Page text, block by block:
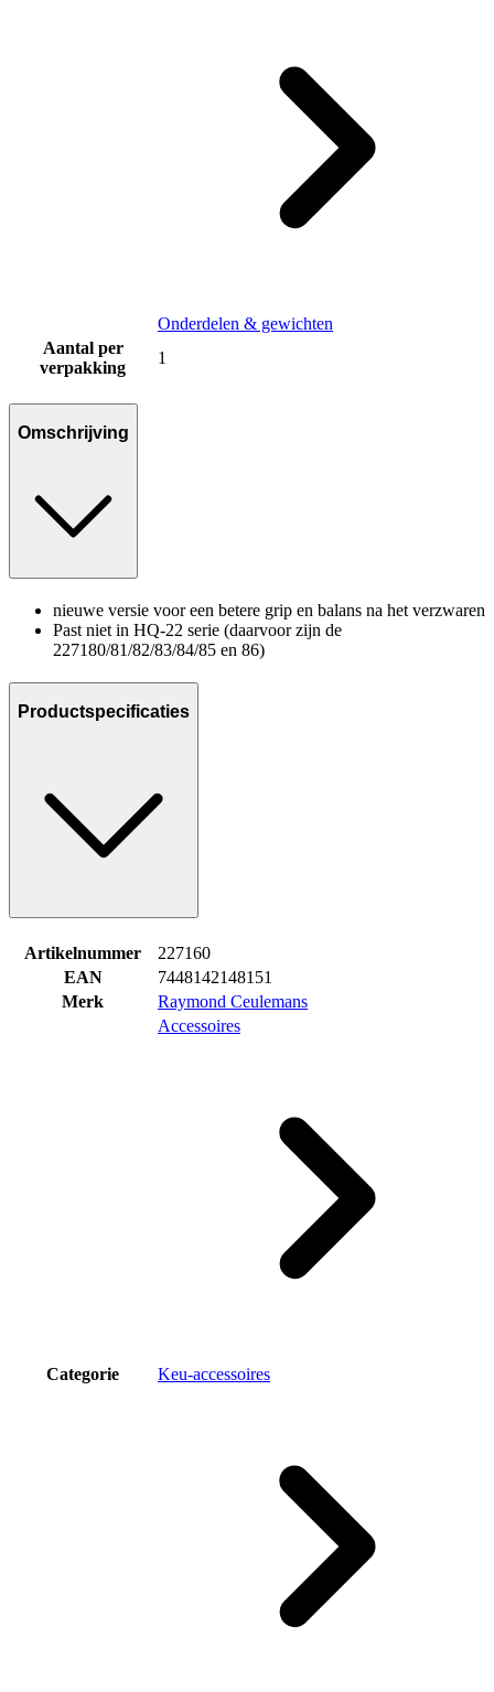
Onderdelen & gewichten
Aantal per
verpakking
1
Omschrijving
nieuwe versie voor een betere grip en balans na het verzwaren
Past niet in HQ-22 serie (daarvoor zijn de
227180/81/82/83/84/85 en 86)
Productspecificaties
Artikelnummer
227160
EAN
7448142148151
Merk
Raymond Ceulemans
Categorie
Accessoires
Keu-accessoires